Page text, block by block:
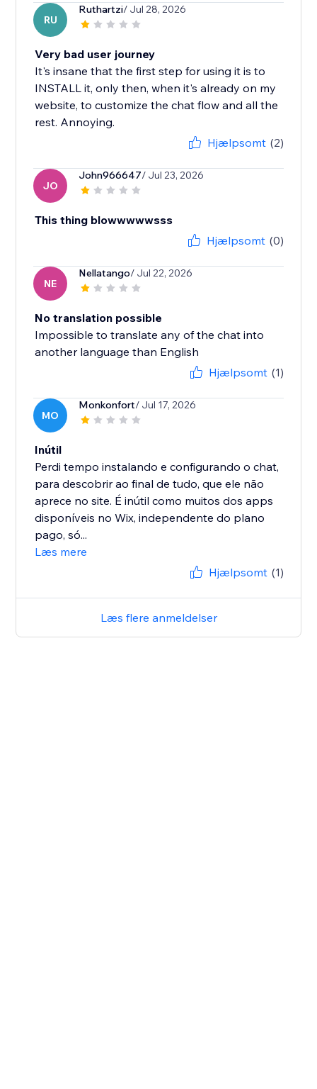
RU
Ruthartzi/ Jul 28, 2026
Very bad user journey
It's insane that the first step for using it is to
INSTALL it, only then, when it's already on my
website, to customize the chat flow and all the
rest. Annoying.
Hjælpsomt (2)
JO
John966647/ Jul 23, 2026
This thing blowwwwwsss
Hjælpsomt (0)
NE
Nellatango/ Jul 22, 2026
No translation possible
Impossible to translate any of the chat into
another language than English
Hjælpsomt (1)
MO
Monkonfort/ Jul 17, 2026
Inútil
Perdi tempo instalando e configurando o chat,
para descobrir ao final de tudo, que ele não
aprece no site. É inútil como muitos dos apps
disponíveis no Wix, independente do plano
pago, só...
Læs mere
Hjælpsomt (1)
Læs flere anmeldelser